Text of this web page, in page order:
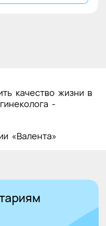
качество жизни в
-
«Валента»